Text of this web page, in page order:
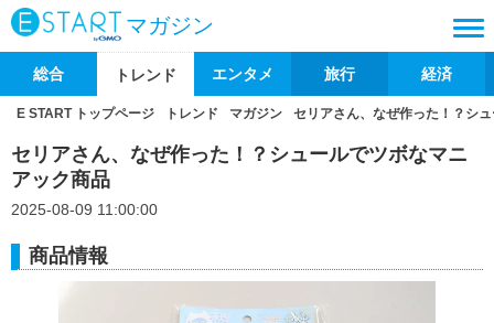
マガジン
総合 トレンド エンタメ 旅行 経済
E START トップページ トレンド マガジン セリアさん、なぜ作った！？シ
セリアさん、なぜ作った！？シュールでツボなマニ
アック商品
2025-08-09 11:00:00
商品情報